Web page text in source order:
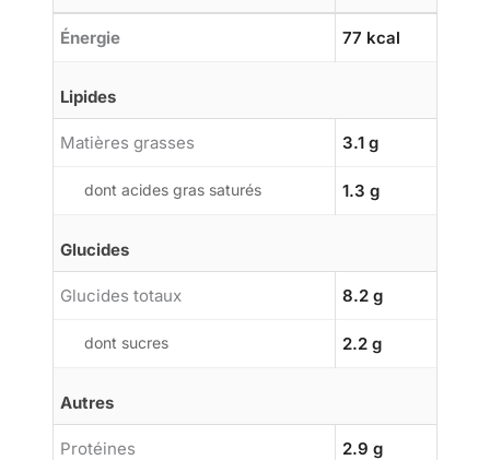
Énergie 77 kcal
Lipides
Matières grasses 3.1 g
dont acides gras saturés 1.3 g
Glucides
Glucides totaux 8.2 g
dont sucres 2.2 g
Autres
Protéines 2.9 g